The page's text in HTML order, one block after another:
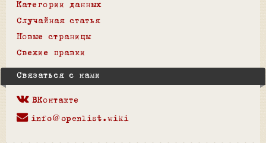
Категории данных
Случайная статья
Новые страницы
Свежие правки
Связаться с нами
ВКонтакте
info@openlist.wiki